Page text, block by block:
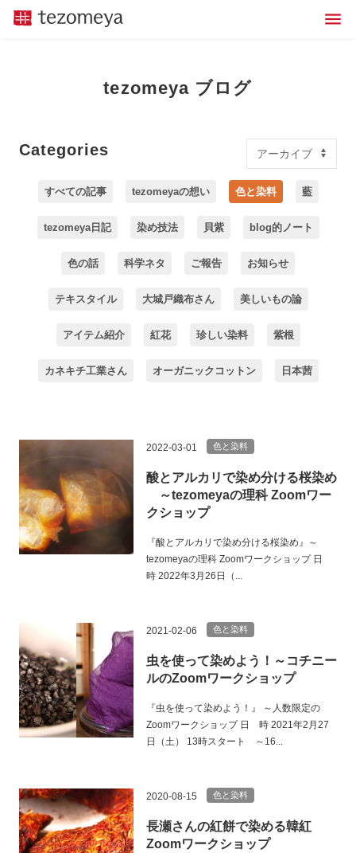
tezomeya ブログ
Categories
すべての記事 tezomeyaの想い 色と染料 藍
tezomeya日記 染め技法 貝紫 blog的ノート
色の話 科学ネタ ご報告 お知らせ
テキスタイル 大城戸織布さん 美しいもの論
アイテム紹介 紅花 珍しい染料 紫根
カネキチ工業さん オーガニックコットン 日本茜
2022-03-01 色と染料
酸とアルカリで染め分ける桜染め
～tezomeyaの理科 Zoomワー
クショップ
『酸とアルカリで染め分ける桜染め』～
tezomeyaの理科 Zoomワークショップ 日
時 2022年3月26日（...
2021-02-06 色と染料
虫を使って染めよう！～コチニー
ルのZoomワークショップ
『虫を使って染めよう！』 ～人数限定の
Zoomワークショップ 日 時 2021年2月27
日（土） 13時スタート ～16...
2020-08-15 色と染料
長瀬さんの紅餅で染める韓紅
Zoomワークショップ